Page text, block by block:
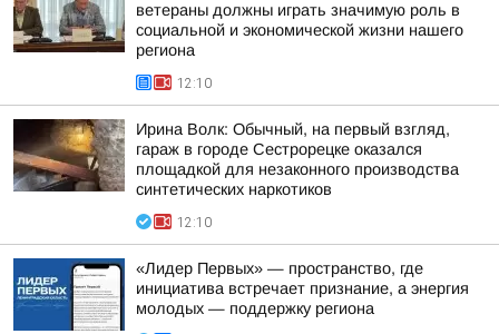
ветераны должны играть значимую роль в
социальной и экономической жизни нашего
региона
12:10
Ирина Волк: Обычный, на первый взгляд,
гараж в городе Сестрорецке оказался
площадкой для незаконного производства
синтетических наркотиков
12:10
«Лидер Первых» — пространство, где
инициатива встречает признание, а энергия
молодых — поддержку региона